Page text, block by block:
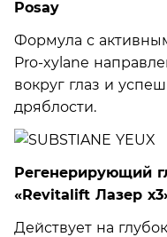
Posay
Формула с
Pro-xylane
вокруг глаз и
дряблости.
Регенерирующий
«Revitalift Лазер
Действует на